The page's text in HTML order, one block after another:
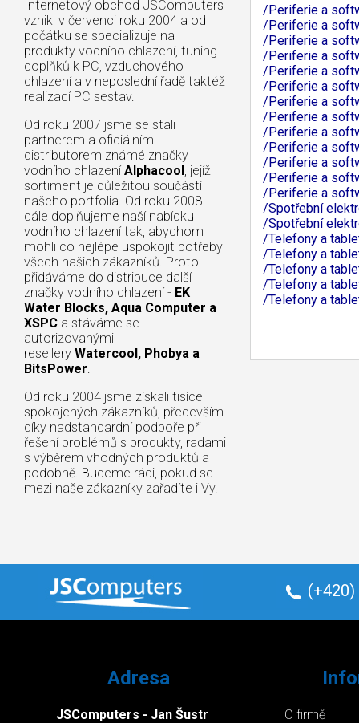
Internetový obchod JSComputers
vznikl v červenci roku 2004 a od
počátku se specializuje na
produkty vodního chlazení, tuning
doplňků k PC, vzduchového
chlazení a v neposlední řadě taktéž
realizací PC sestav.
Od roku 2007 jsme se stali
partnerem a oficiálním
distributorem známé značky
vodního chlazení Alphacool, jejíž
sortiment je důležitou součástí
našeho portfolia. Od roku 2008
dále doplňujeme naší nabídku
vodního chlazení tak, abychom
mohli co nejlépe uspokojit potřeby
všech našich zákazníků. Proto
přidáváme do distribuce další
značky vodního chlazení - EK
Water Blocks, Aqua Computer a
XSPC a stáváme se
autorizovanými
resellery Watercool, Phobya a
BitsPower.
Od roku 2004 jsme získali tisíce
spokojených zákazníků, především
díky nadstandardní podpoře při
řešení problémů s produkty, radami
s výběrem vhodných produktů a
podobně. Budeme rádi, pokud se
mezi naše zákazníky zařadíte i Vy.
/Periferie a
/Periferie a
/Periferie a
/Periferie a
/Periferie a
/Periferie a
/Periferie a
/Periferie a
/Periferie a
/Periferie a
/Periferie a
/Periferie a
/Periferie a
/Spotřební
/Spotřební
/Telefony a
/Telefony a
/Telefony a
/Telefony a
/Telefony a
(+420)
Adresa
JSComputers - Jan Šustr
O firmě